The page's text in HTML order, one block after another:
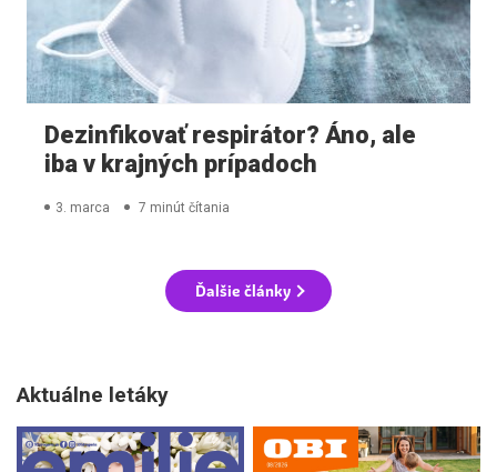
Dezinfikovať respirátor? Áno, ale
iba v krajných prípadoch
3. marca 7 minút čítania
Ďalšie články
Aktuálne letáky